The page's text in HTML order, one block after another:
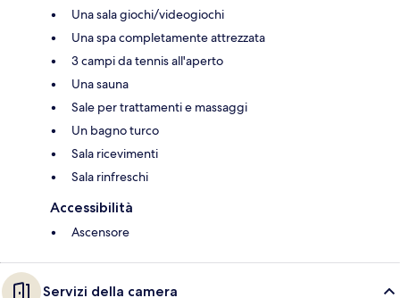
Una sala giochi/videogiochi
Una spa completamente attrezzata
3 campi da tennis all'aperto
Una sauna
Sale per trattamenti e massaggi
Un bagno turco
Sala ricevimenti
Sala rinfreschi
Accessibilità
Ascensore
Servizi della camera